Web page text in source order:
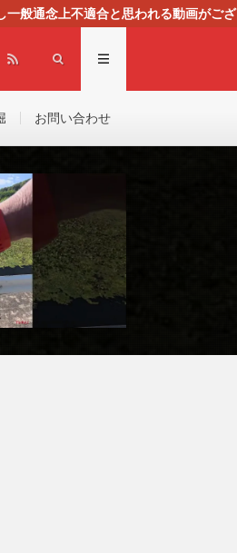
般通念上不適合と思われる動画がござ
お問い合わせ